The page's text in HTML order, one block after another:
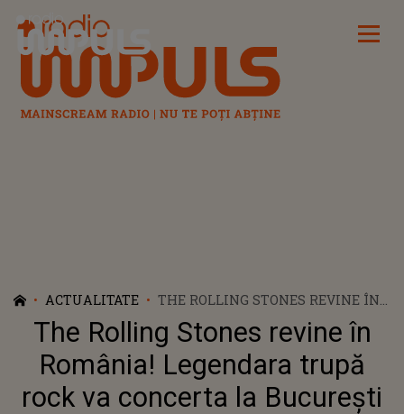
Radio Impuls
ACTUALITATE
THE ROLLING STONES REVINE ÎN
ROMÂNIA! LEGENDARA TRUPĂ
ROCK VA CONCERTA LA BUCUREȘTI
The Rolling Stones revine în
România! Legendara trupă
rock va concerta la București